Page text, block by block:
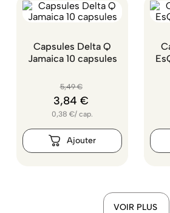
Capsules Delta Q
Jamaica 10 capsules
5,49 €
3,84 €
0,38 €/ cap.
VOIR PLUS